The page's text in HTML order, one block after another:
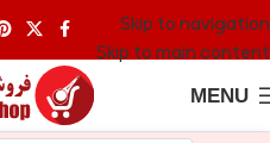
Skip to navigation
Skip to main content
MENU